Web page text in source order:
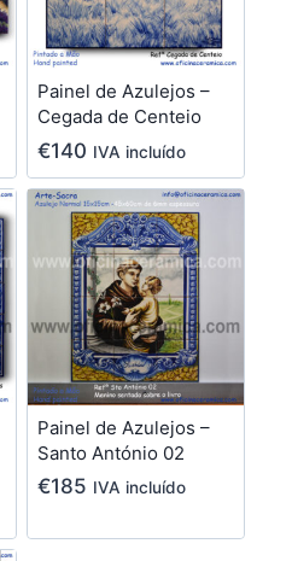
Painel de Azulejos –
Cegada de Centeio
€140 IVA incluído
Painel de Azulejos –
Santo António 02
€185 IVA incluído